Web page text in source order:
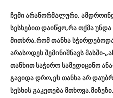
ჩემი არანორმალური,
სესხებით დაიწყო,რა თქმა
მითხრა,რომ თანხა
არასოდეს შემინიშნავს მასში-
თანხით საჭირო სამედიცინო
გავიდა დრო,ეს თანხა არ
სესხის გაკეთება